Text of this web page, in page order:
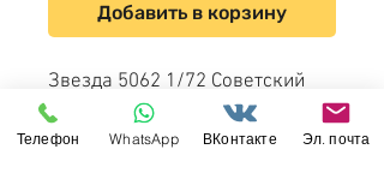
Добавить в корзину
Звезда 5062 1/72 Советский
истребитель танков СУ-85
Телефон WhatsApp ВКонтакте Эл. почта